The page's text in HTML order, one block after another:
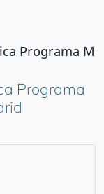
Programa
Programa